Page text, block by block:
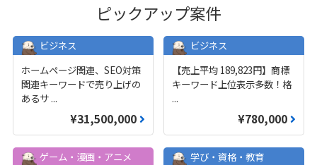
ピックアップ案件
ビジネス
ホームページ関連、SEO対策
関連キーワードで売り上げの
あるサ ...
¥31,500,000
ビジネス
【売上平均 189,823円】商標
キーワード上位表示多数！格
...
¥780,000
ゲーム・漫画・アニメ
学び・資格・教育